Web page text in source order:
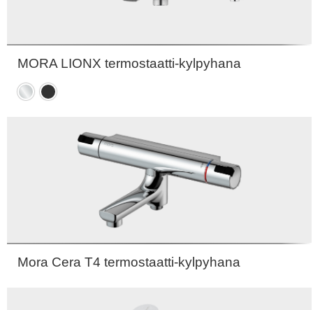
MORA LIONX termostaatti-kylpyhana
KromattuMattamusta
Mora Cera T4 termostaatti-kylpyhana